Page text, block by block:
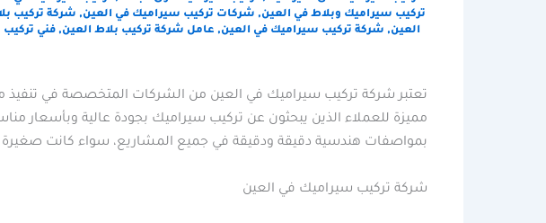
تركيب سيراميك وبلاط في العين, شركات تركيب سيراميك في العين, شركة تركيب
العين, شركة تركيب سيراميك في العين, عامل شركة تركيب بلاط العين, فني تركيب
تعتبر شركة تركيب سيراميك في العين من الشركات المتخصصة في تنفيذ
مميزة للعملاء الذين يبحثون عن تركيب سيراميك بجودة عالية
بمواصفات هندسية دقيقة ودقيقة في جميع المشاريع، سواء كانت صغيرة
شركة تركيب سيراميك في العين